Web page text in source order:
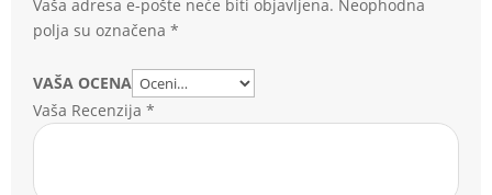
Vaša adresa e-pošte neće biti objavljena. Neophodna
polja su označena *
VAŠA OCENA
Vaša Recenzija *